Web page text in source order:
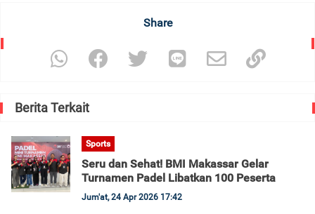
Share
Berita Terkait
Sports
Seru dan Sehat! BMI Makassar Gelar
Turnamen Padel Libatkan 100 Peserta
Jum'at, 24 Apr 2026 17:42